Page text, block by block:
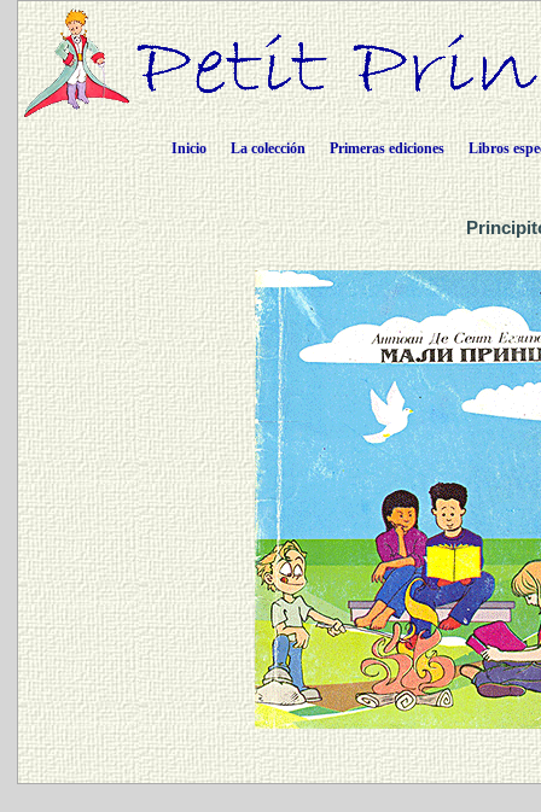
Inicio La colección Primeras ediciones Libros